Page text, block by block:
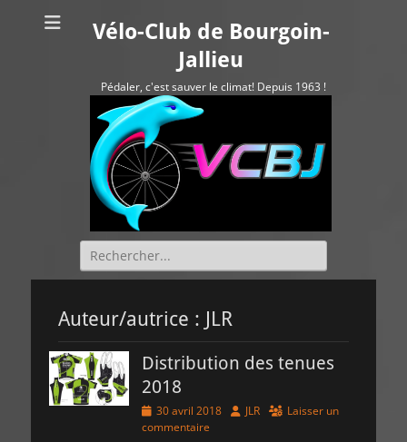
Vélo-Club de Bourgoin-
Jallieu
Pédaler, c'est sauver le climat! Depuis 1963 !
Rechercher :
Auteur/autrice : JLR
Distribution des tenues
2018
Posted
on
30 avril 2018 Author
JLR
Laisser un
commentaire